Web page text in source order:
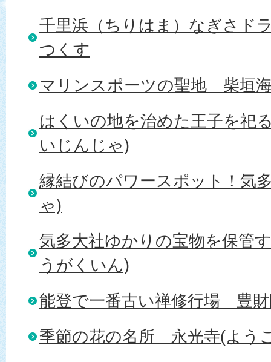
千里浜（ちりはま）なぎさド
つくす
マリンスポーツの聖地＿柴垣
はくいの地を治めた王子を祀
いじんじゃ)
縁結びのパワースポット！気
ゃ)
気多大社ゆかりの宝物を保管
うがくいん)
能登で一番古い禅修行場＿豊
季節の花の名所＿永光寺(よう